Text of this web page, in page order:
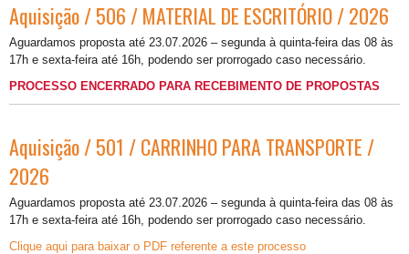
Aquisição / 506 / MATERIAL DE ESCRITÓRIO / 2026
Aguardamos proposta até 23.07.2026 – segunda à quinta-feira das 08 às
17h e sexta-feira até 16h, podendo ser prorrogado caso necessário.
PROCESSO ENCERRADO PARA RECEBIMENTO DE PROPOSTAS
Aquisição / 501 / CARRINHO PARA TRANSPORTE /
2026
Aguardamos proposta até 23.07.2026 – segunda à quinta-feira das 08 às
17h e sexta-feira até 16h, podendo ser prorrogado caso necessário.
Clique aqui para baixar o PDF referente a este processo